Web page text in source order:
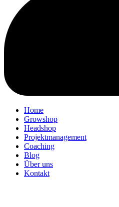
Home
Growshop
Headshop
Projektmanagement
Coaching
Blog
Über uns
Kontakt